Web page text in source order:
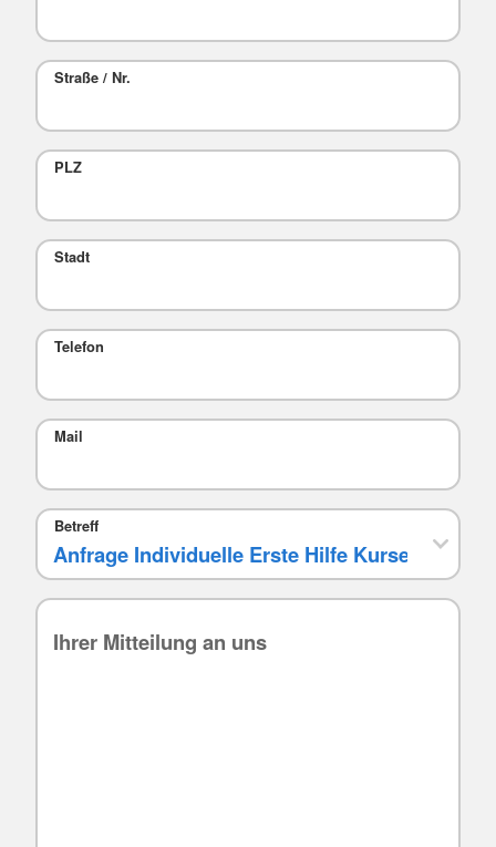
Straße / Nr.
PLZ
Stadt
Telefon
Mail
Betreff